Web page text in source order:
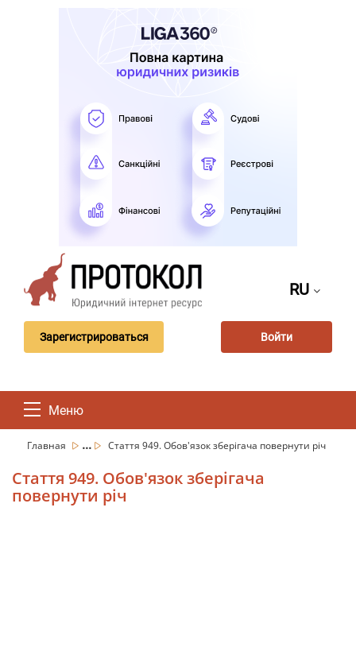
RU
Зарегистрироваться Войти
Меню
Главная ... Стаття 949. Обов'язок зберігача повернути річ
Стаття 949. Обов'язок зберігача
повернути річ